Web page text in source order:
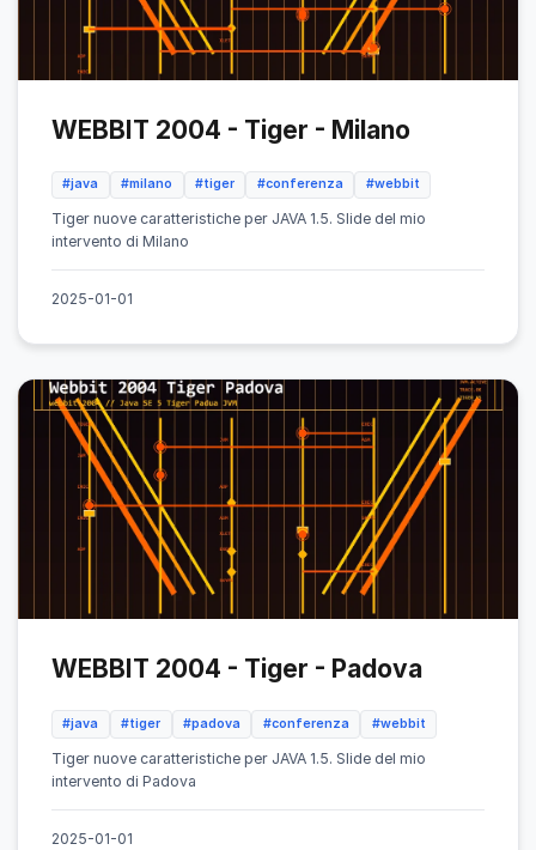
WEBBIT 2004 - Tiger - Milano
#java #milano #tiger #conferenza #webbit
Tiger nuove caratteristiche per JAVA 1.5. Slide del mio
intervento di Milano
2025-01-01
WEBBIT 2004 - Tiger - Padova
#java #tiger #padova #conferenza #webbit
Tiger nuove caratteristiche per JAVA 1.5. Slide del mio
intervento di Padova
2025-01-01